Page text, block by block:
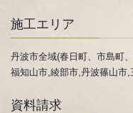
施工エリア
丹波市全域(春日町、市島町
福知山市,綾部市,丹波篠山市
資料請求